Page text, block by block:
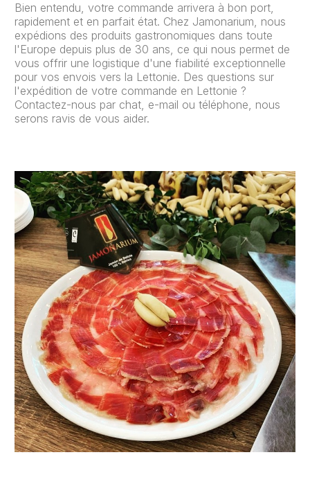
Bien entendu, votre commande arrivera à bon port,
rapidement et en parfait état. Chez Jamonarium, nous
expédions des produits gastronomiques dans toute
l'Europe depuis plus de 30 ans, ce qui nous permet de
vous offrir une logistique d'une fiabilité exceptionnelle
pour vos envois vers la Lettonie. Des questions sur
l'expédition de votre commande en Lettonie ?
Contactez-nous par chat, e-mail ou téléphone, nous
serons ravis de vous aider.